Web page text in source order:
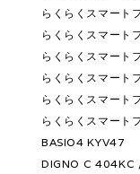
らくらくスマート
らくらくスマート
らくらくスマート
らくらくスマート
らくらくスマート
らくらくスマート
BASIO4 KYV47
DIGNO C